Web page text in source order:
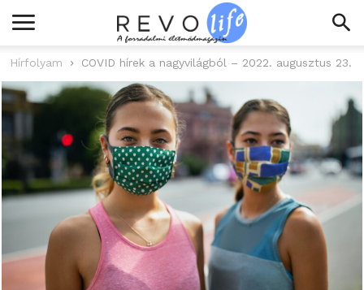
Hírfolyam COVID hírek a nagyvilágból – 2022. augusztus 23.